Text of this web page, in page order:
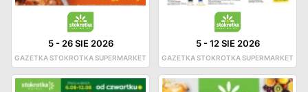
5- 26 SIE 2026
GAZETKA STOKROTKA SUPERMARKET
5-12 SIE 2026
GAZETKA STOKROTKA SUPERMARKET